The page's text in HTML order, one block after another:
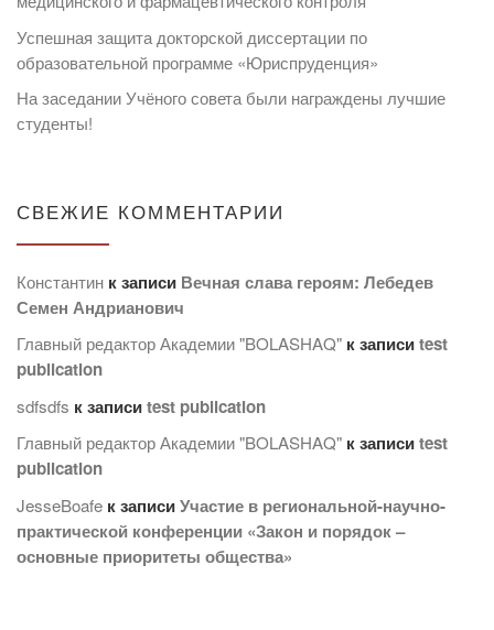
Успешная защита докторской диссертации по
образовательной программе «Юриспруденция»
На заседании Учёного совета были награждены лучшие
студенты!
СВЕЖИЕ КОММЕНТАРИИ
Константин к записи Вечная слава героям: Лебедев
Семен Андрианович
Главный редактор Академии "BOLASHAQ" к записиtest
publication
sdfsdfs к записиtest publication
Главный редактор Академии "BOLASHAQ" к записиtest
publication
JesseBoafe к записиУчастие в региональной-научно-
практической конференции «Закон и порядок –
основные приоритеты общества»